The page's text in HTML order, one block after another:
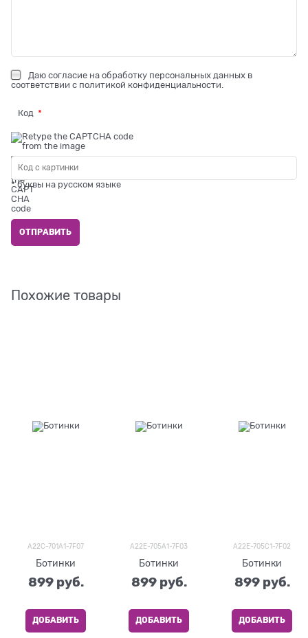
Даю согласие на обработку персональных данных в
соответствии с политикой конфиденциальности
Код
* буквы на русском языке
Похожие товары
A22C-701A1-7F07
Ботинки
899 руб.
ДОБАВИТЬ
A22E-705A1-7F03
Ботинки
899 руб.
ДОБАВИТЬ
A22E-705C1-7F02
Ботинки
899 руб.
ДОБАВИТЬ